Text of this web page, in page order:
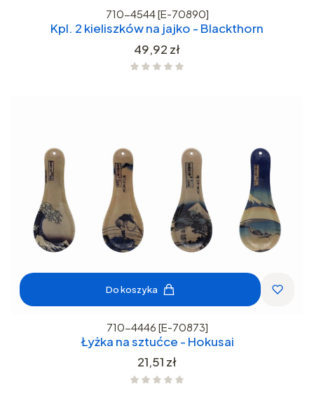
710-4544 [E-70890]
Kpl. 2 kieliszków na jajko - Blackthorn
Cena
49,92 zł
Do koszyka
710-4446 [E-70873]
Łyżka na sztućce - Hokusai
Cena
21,51 zł